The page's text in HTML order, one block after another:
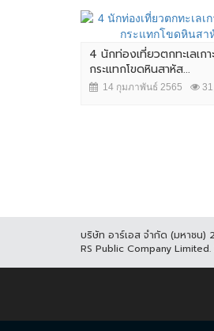
4 นักท่องเที่ยวตกทะเลเกา
กระแทกโขดหินสาหัส...
14 กุมภาพันธ์ 2565
บริษัท อาร์เอส จำกัด (มหาชน)
RS Public Company